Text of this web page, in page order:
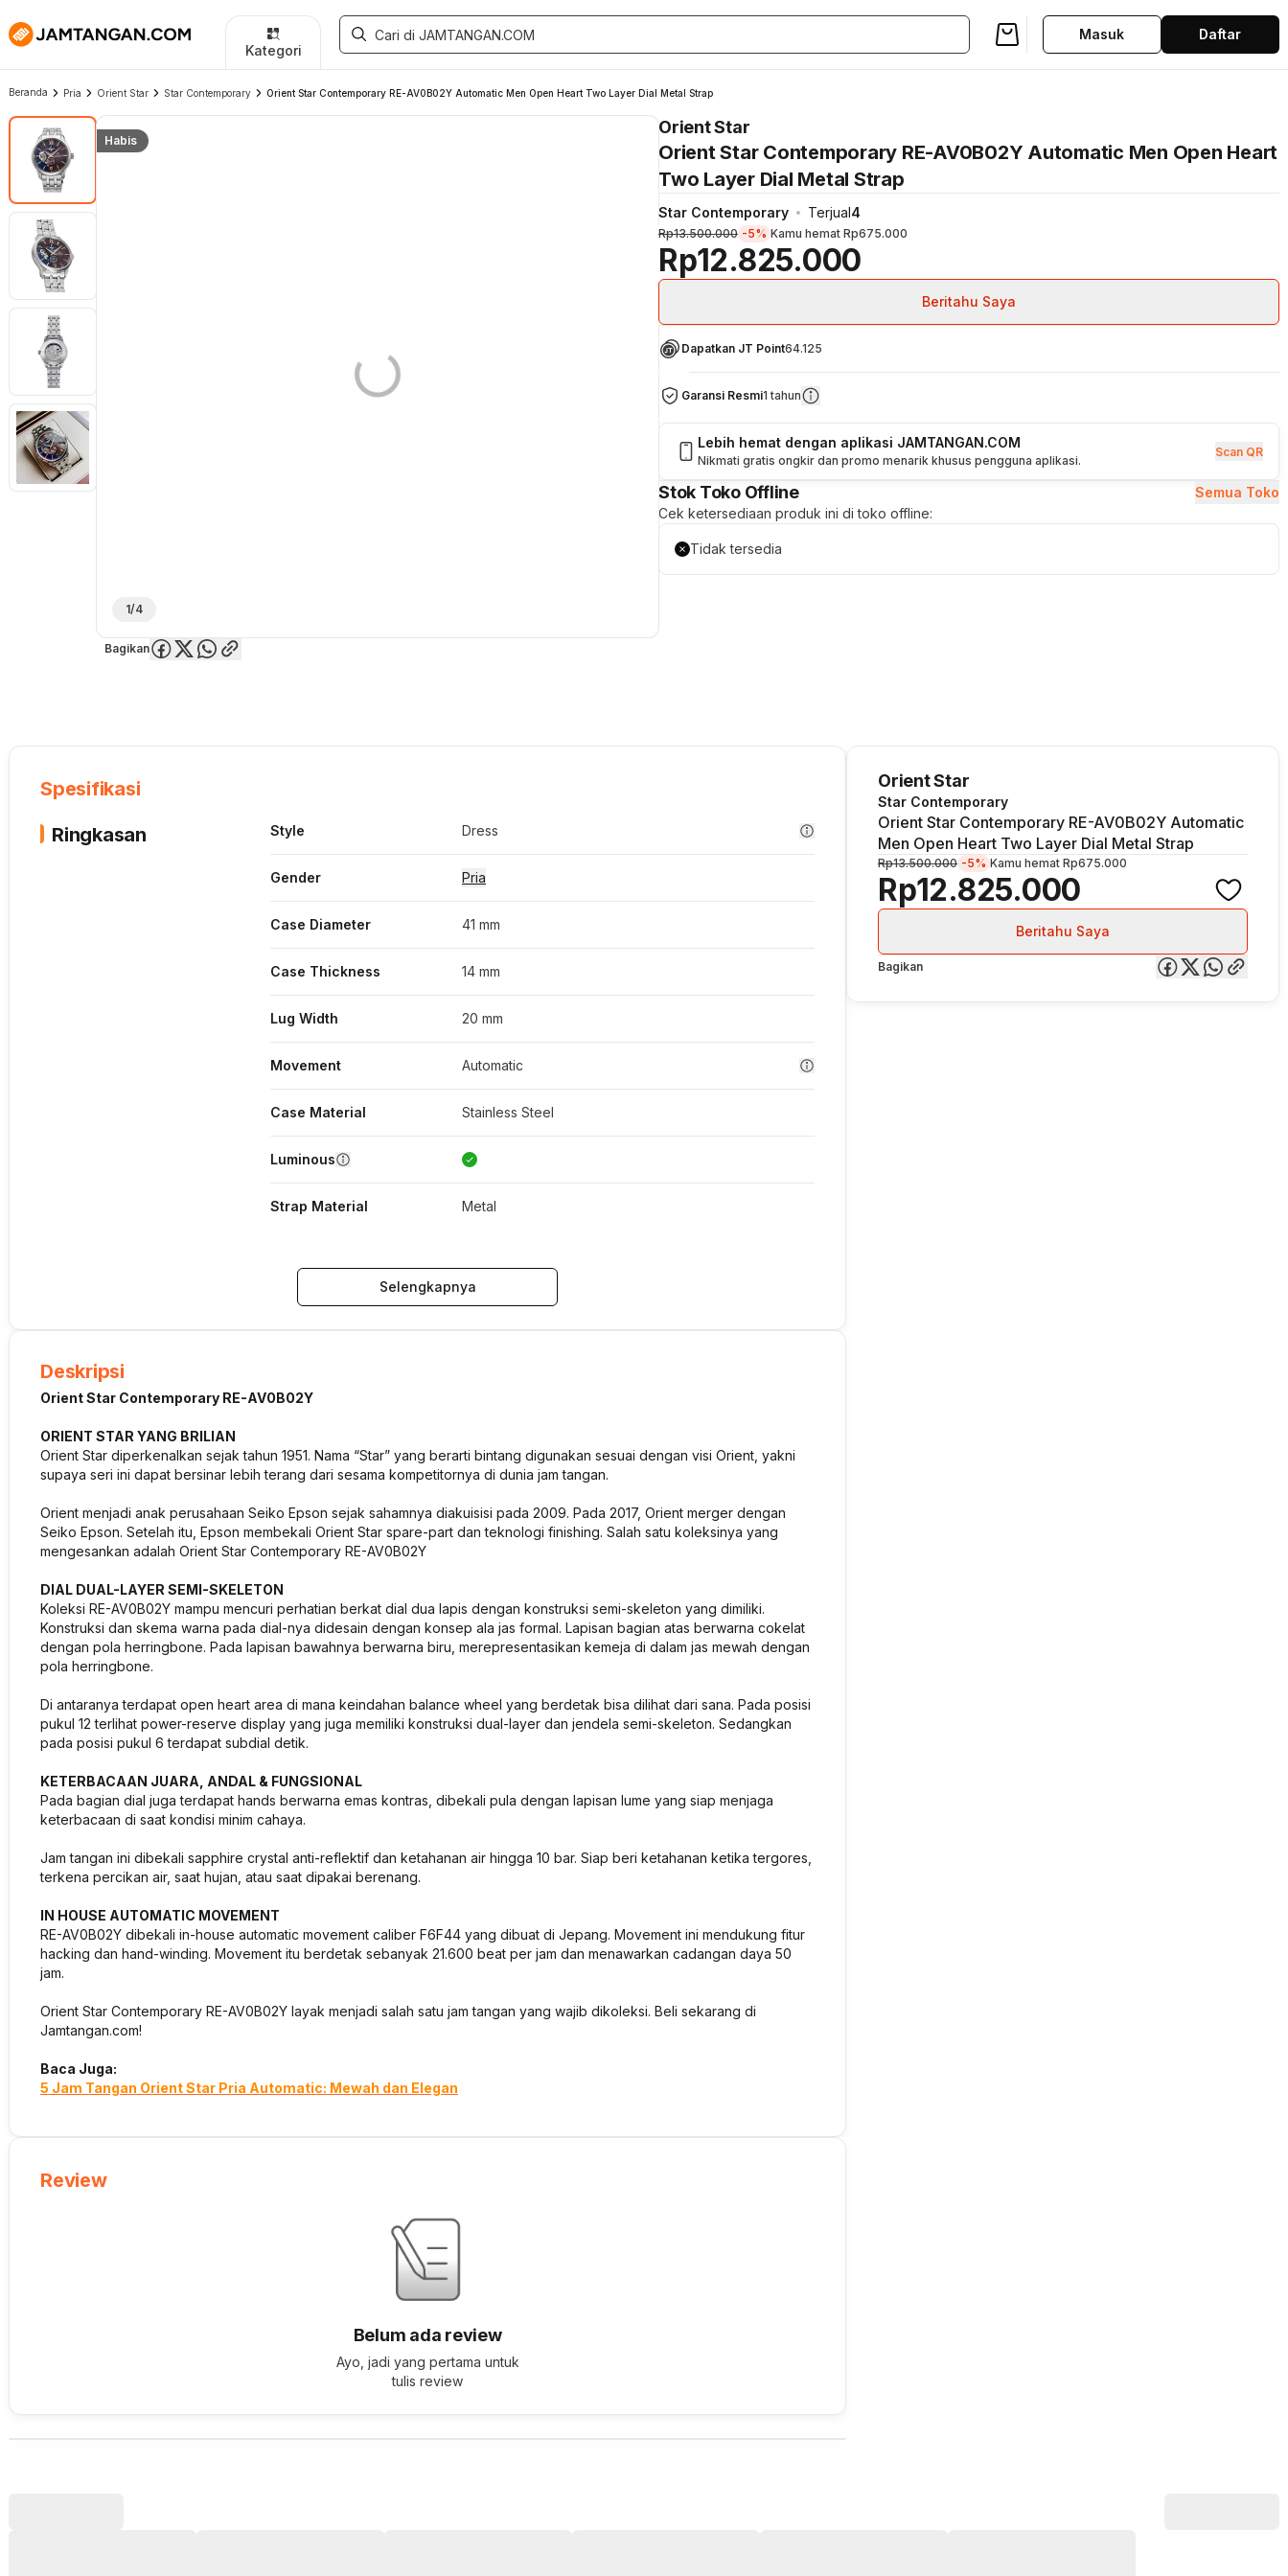
Kategori
Masuk Daftar
Beranda Pria Orient Star Star Contemporary Orient Star Contemporary RE-AV0B02Y Automatic Men Open Heart Two Layer Dial Metal Strap
Habis
1/4
Bagikan
Orient Star
Orient Star Contemporary RE-AV0B02Y Automatic Men Open Heart
Two Layer Dial Metal Strap
Star Contemporary Terjual4
Rp12.825.000
Rp13.500.000 -5% Kamu hemat Rp675.000
Beritahu Saya
Dapatkan JT Point64.125
Garansi Resmi1 tahun
Lebih hemat dengan aplikasi JAMTANGAN.COM
Nikmati gratis ongkir dan promo menarik khusus pengguna aplikasi.
Scan QR
Stok Toko Offline
Semua Toko
Cek ketersediaan produk ini di toko offline:
Tidak tersedia
Spesifikasi
Ringkasan
Style Dress
Gender Pria
Case Diameter 41 mm
Case Thickness 14 mm
Lug Width 20 mm
Movement Automatic
Case Material Stainless Steel
Luminous
Strap Material Metal
Selengkapnya
Deskripsi
Orient Star Contemporary RE-AV0B02Y
ORIENT STAR YANG BRILIAN
Orient Star diperkenalkan sejak tahun 1951. Nama “Star” yang berarti bintang digunakan sesuai dengan visi Orient, yakni
supaya seri ini dapat bersinar lebih terang dari sesama kompetitornya di dunia jam tangan.
Orient menjadi anak perusahaan Seiko Epson sejak sahamnya diakuisisi pada 2009. Pada 2017, Orient merger dengan
Seiko Epson. Setelah itu, Epson membekali Orient Star spare-part dan teknologi finishing. Salah satu koleksinya yang
mengesankan adalah Orient Star Contemporary RE-AV0B02Y
DIAL DUAL-LAYER SEMI-SKELETON
Koleksi RE-AV0B02Y mampu mencuri perhatian berkat dial dua lapis dengan konstruksi semi-skeleton yang dimiliki.
Konstruksi dan skema warna pada dial-nya didesain dengan konsep ala jas formal. Lapisan bagian atas berwarna cokelat
dengan pola herringbone. Pada lapisan bawahnya berwarna biru, merepresentasikan kemeja di dalam jas mewah dengan
pola herringbone.
Di antaranya terdapat open heart area di mana keindahan balance wheel yang berdetak bisa dilihat dari sana. Pada posisi
pukul 12 terlihat power-reserve display yang juga memiliki konstruksi dual-layer dan jendela semi-skeleton. Sedangkan
pada posisi pukul 6 terdapat subdial detik.
KETERBACAAN JUARA, ANDAL & FUNGSIONAL
Pada bagian dial juga terdapat hands berwarna emas kontras, dibekali pula dengan lapisan lume yang siap menjaga
keterbacaan di saat kondisi minim cahaya.
Jam tangan ini dibekali sapphire crystal anti-reflektif dan ketahanan air hingga 10 bar. Siap beri ketahanan ketika tergores,
terkena percikan air, saat hujan, atau saat dipakai berenang.
IN HOUSE AUTOMATIC MOVEMENT
RE-AV0B02Y dibekali in-house automatic movement caliber F6F44 yang dibuat di Jepang. Movement ini mendukung fitur
hacking dan hand-winding. Movement itu berdetak sebanyak 21.600 beat per jam dan menawarkan cadangan daya 50
jam.
Orient Star Contemporary RE-AV0B02Y layak menjadi salah satu jam tangan yang wajib dikoleksi. Beli sekarang di
Jamtangan.com!
Baca Juga:
5 Jam Tangan Orient Star Pria Automatic: Mewah dan Elegan
Review
Belum ada review
Ayo, jadi yang pertama untuk
tulis review
Orient Star
Star Contemporary
Orient Star Contemporary RE-AV0B02Y Automatic
Men Open Heart Two Layer Dial Metal Strap
Rp12.825.000
Rp13.500.000 -5% Kamu hemat Rp675.000
Beritahu Saya
Bagikan